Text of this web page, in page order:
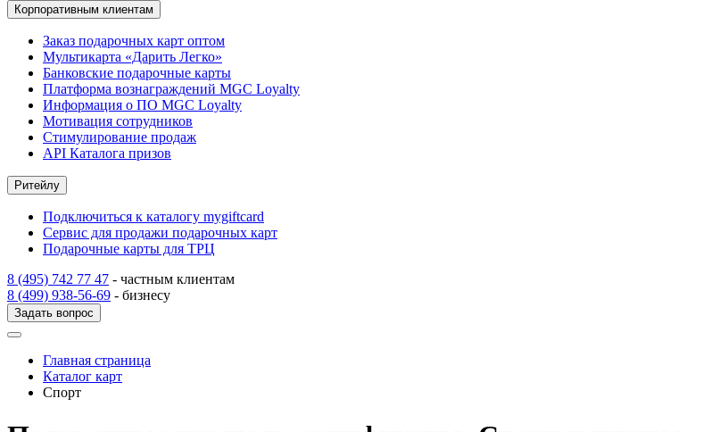
Корпоративным клиентам
Заказ подарочных карт оптом
Мультикарта «Дарить Легко»
Банковские подарочные карты
Платформа вознаграждений MGC Loyalty
Информация о ПО MGC Loyalty
Мотивация сотрудников
Стимулирование продаж
API Каталога призов
Ритейлу
Подключиться к каталогу mygiftcard
Сервис для продажи подарочных карт
Подарочные карты для ТРЦ
8 (495) 742 77 47 - частным клиентам
8 (499) 938-56-69 - бизнесу
Задать вопрос
Главная страница
Каталог карт
Спорт